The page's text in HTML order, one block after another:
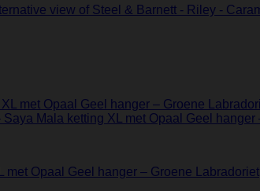
met Opaal Geel hanger – Groene Labradoriet